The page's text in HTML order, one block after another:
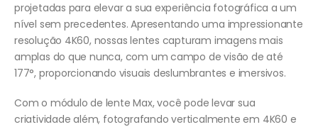
projetadas para elevar a sua experiência fotográfica a um
nível sem precedentes. Apresentando uma impressionante
resolução 4K60, nossas lentes capturam imagens mais
amplas do que nunca, com um campo de visão de até
177°, proporcionando visuais deslumbrantes e imersivos.
Com o módulo de lente Max, você pode levar sua
criatividade além, fotografando verticalmente em 4K60 e